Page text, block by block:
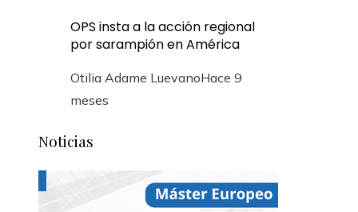
OPS insta a la acción regional
por sarampión en América
Otilia Adame LuevanoHace 9
meses
Noticias